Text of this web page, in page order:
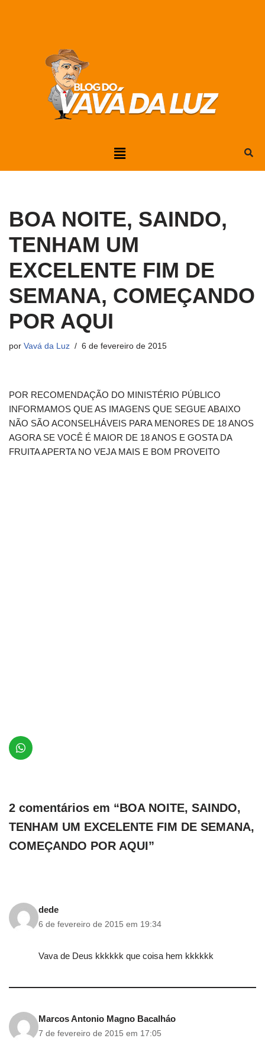
BOA NOITE, SAINDO,
TENHAM UM
EXCELENTE FIM DE
SEMANA, COMEÇANDO
POR AQUI
por Vavá da Luz 6 de fevereiro de 2015
POR RECOMENDAÇÃO DO MINISTÉRIO PÚBLICO
INFORMAMOS QUE AS IMAGENS QUE SEGUE ABAIXO
NÃO SÃO ACONSELHÁVEIS PARA MENORES DE 18 ANOS
AGORA SE VOCÊ É MAIOR DE 18 ANOS E GOSTA DA
FRUITA APERTA NO VEJA MAIS E BOM PROVEITO
2 comentários em “BOA NOITE, SAINDO,
TENHAM UM EXCELENTE FIM DE SEMANA,
COMEÇANDO POR AQUI”
dede
6 de fevereiro de 2015 em 19:34
Vava de Deus kkkkkk que coisa hem kkkkkk
Marcos Antonio Magno Bacalháo
7 de fevereiro de 2015 em 17:05